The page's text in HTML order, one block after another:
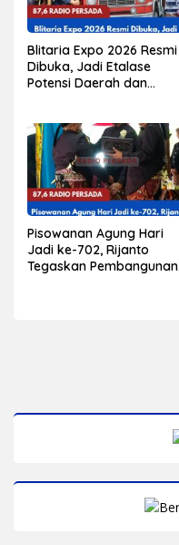
Blitaria Expo 2026 Resmi
Dibuka, Jadi Etalase
Potensi Daerah dan
Pisowanan Agung Hari
Jadi ke-702, Rijanto
Tegaskan Pembangunan